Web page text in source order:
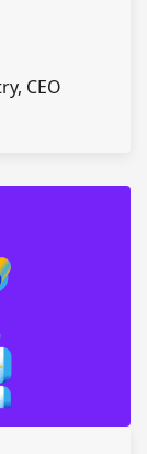
CEO